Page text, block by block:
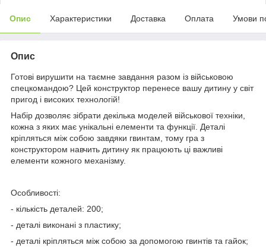
Опис Характеристики Доставка Оплата Умови
Опис
Готові вирушити на таємне завдання разом із військовою
спецкомандою? Цей конструктор перенесе вашу дитину у світ
пригод і високих технологій!
Набір дозволяє зібрати декілька моделей військової техніки,
кожна з яких має унікальні елементи та функції. Деталі
кріпляться між собою завдяки гвинтам, тому гра з
конструктором навчить дитину як працюють ці важливі
елементи кожного механізму.
Особливості:
- кількість деталей: 200;
- деталі виконані з пластику;
- деталі кріпляться між собою за допомогою гвинтів та гайок;